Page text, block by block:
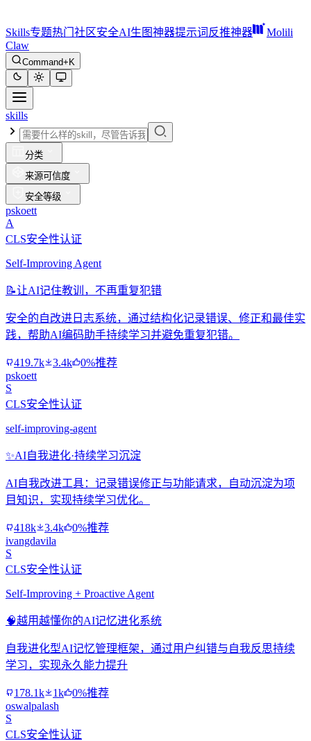
Skills专题热门 社区安全AI生图神器提示词反推神器
Molili
Claw
Command+K
skills
分类
来源可信度
安全等级
pskoett
A
CLS安全性认证
Self-Improving Agent
📝让AI记住教训，不再重复犯错
安全的自改进日志系统，通过结构化记录错误、修正和最佳实
践，帮助AI编码助手持续学习并避免重复犯错。
419.7k 3.4k
0%推荐
pskoett
S
CLS安全性认证
self-improving-agent
✨AI自我进化·持续学习沉淀
AI自我改进工具：记录错误修正与功能请求，自动沉淀为项
目知识，实现持续学习优化。
418k 3.4k
0%推荐
ivangdavila
S
CLS安全性认证
Self-Improving + Proactive Agent
🧠越用越懂你的AI记忆进化系统
自我进化型AI记忆管理框架，通过用户纠错与自我反思持续
学习，实现永久能力提升
178.1k 1k
0%推荐
oswalpalash
S
CLS安全性认证